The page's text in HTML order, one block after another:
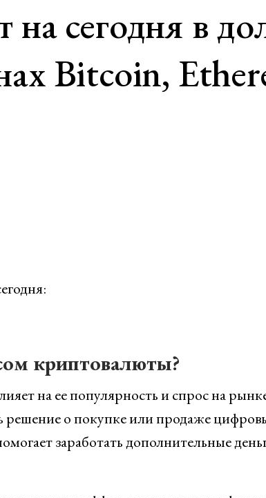
сегодня в
Bitcoin,
криптовалюты?
на ее популярность и спрос на
о покупке или продаже
заработать дополнительные